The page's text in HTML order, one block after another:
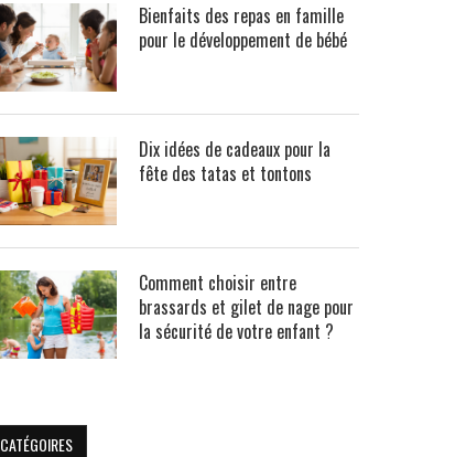
Bienfaits des repas en famille
pour le développement de bébé
Dix idées de cadeaux pour la
fête des tatas et tontons
Comment choisir entre
brassards et gilet de nage pour
la sécurité de votre enfant ?
CATÉGOIRES